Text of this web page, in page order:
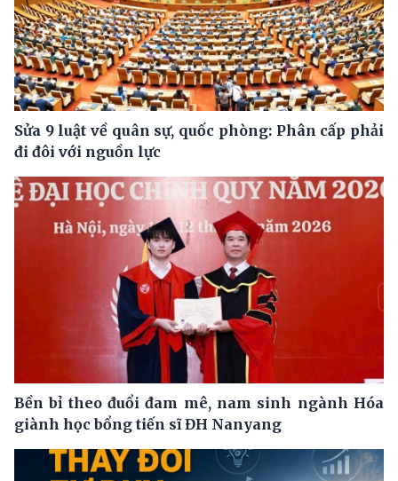
Sửa 9 luật về quân sự, quốc phòng: Phân cấp phải
đi đôi với nguồn lực
Bền bỉ theo đuổi đam mê, nam sinh ngành Hóa
giành học bổng tiến sĩ ĐH Nanyang